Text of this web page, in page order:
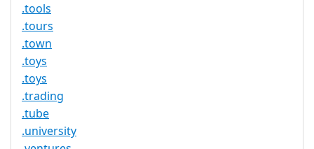
.tools
.tours
.town
.toys
.toys
.trading
.tube
.university